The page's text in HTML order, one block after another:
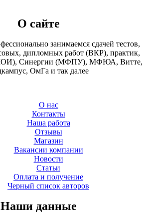
О сайте
занимаемся сдачей тестов,
дипломных работ (ВКР), практик,
Синергии (МФПУ), МФЮА, Витте,
ОмГа и так далее
О нас
Контакты
Наша работа
Отзывы
Магазин
Вакансии компании
Новости
Статьи
Оплата и получение
Черный список авторов
Наши данные